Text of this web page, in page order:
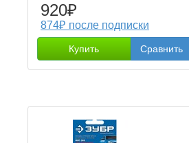
920₽
874₽ после подписки
Купить Сравнить